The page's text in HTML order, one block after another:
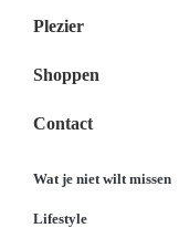
Plezier
Shoppen
Contact
Wat je niet wilt missen
Lifestyle